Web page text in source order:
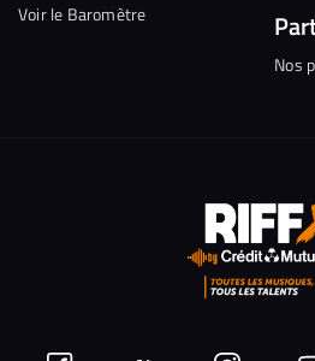
Voir le Baromètre
Nos